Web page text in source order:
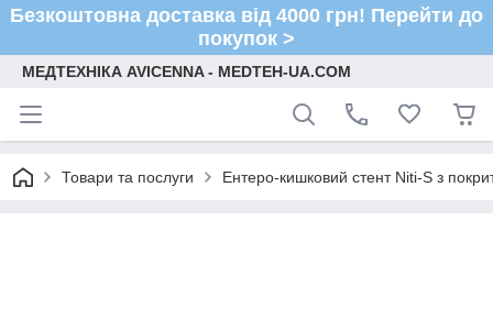
Безкоштовна доставка від 4000 грн! Перейти до
покупок >
МЕДТЕХНІКА AVICENNA - MEDTEH-UA.COM
Товари та послуги Ентеро-кишковий стент Niti-S з